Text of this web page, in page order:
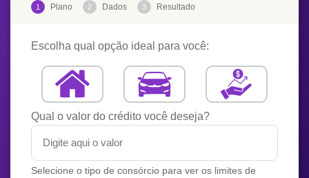
1 Plano 2 Dados 3 Resultado
Escolha qual opção ideal para você:
Qual o valor do crédito você deseja?
Selecione o tipo de consórcio para ver os limites de